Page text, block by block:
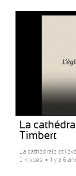
La
Timbert
La cathédrale et
1 K vues
Il y a 6